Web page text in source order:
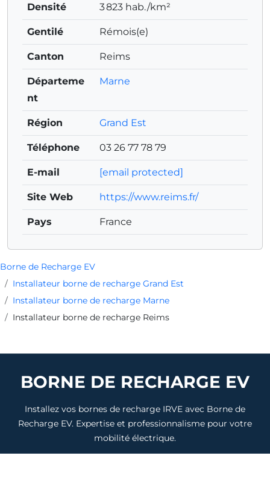
Borne de Recharge EV
Installateur borne de recharge Grand Est
Installateur borne de recharge Marne
Installateur borne de recharge Reims
Densité 3 823 hab./km²
Gentilé Rémois(e)
Canton Reims
Départeme
nt
Marne
Région Grand Est
Téléphone 03 26 77 78 79
E-mail [email protected]
Site Web https://www.reims.fr/
Pays France
BORNE DE RECHARGE EV
Installez vos bornes de recharge IRVE avec Borne de
Recharge EV. Expertise et professionnalisme pour votre
mobilité électrique.